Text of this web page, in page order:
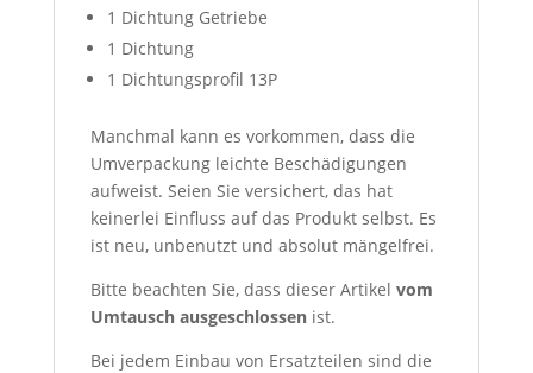
1 Dichtung Getriebe
1 Dichtung
1 Dichtungsprofil 13P
Manchmal kann es vorkommen, dass die
Umverpackung leichte Beschädigungen
aufweist. Seien Sie versichert, das hat
keinerlei Einfluss auf das Produkt selbst. Es
ist neu, unbenutzt und absolut mängelfrei.
Bitte beachten Sie, dass dieser Artikel vom
Umtausch ausgeschlossenist.
Bei jedem Einbau von Ersatzteilen sind die